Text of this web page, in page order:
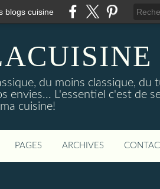
blogs cuisine
du moins classique, du
envies... L'essentiel c'est de
ma cuisine!
PAGES ARCHIVES